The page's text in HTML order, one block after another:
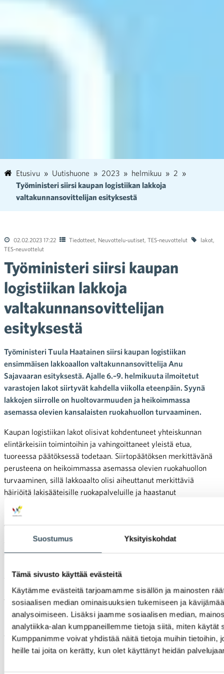
Suostumus Yksityiskohdat
Tämä sivusto käyttää evästeitä
Käytämme evästeitä tarjoamamme sisällön ja mainosten
sosiaalisen median ominaisuuksien tukemiseen ja
analysoimiseen. Lisäksi jaamme sosiaalisen median,
analytiikka-alan kumppaneillemme tietoja siitä, miten käytät
Kumppanimme voivat yhdistää näitä tietoja muihin tietoihin,
heille tai joita on kerätty, kun olet käyttänyt heidän
Etusivu Uutishuone 2023 helmikuu
2
Työministeri siirsi kaupan logistiikan lakkoja
valtakunnansovittelijan esityksestä
02.02.2023 17:22 Tiedotteet Neuvottelu-uutiset TES-neuvottelut lakot
TES-neuvottelut
Työministeri siirsi kaupan
logistiikan lakkoja
valtakunnansovittelijan
esityksestä
Työministeri Tuula Haatainen siirsi kaupan logistiikan
ensimmäisen lakkoaallon valtakunnansovittelija Anu
Sajavaaran esityksestä. Ajalle 6.–9. helmikuuta ilmoitetut
varastojen lakot siirtyvät kahdella viikolla eteenpäin. Syynä
lakkojen siirrolle on huoltovarmuuden ja heikoimmassa
asemassa olevien kansalaisten ruokahuollon turvaaminen.
Kaupan logistiikan lakot olisivat kohdentuneet yhteiskunnan
elintärkeisiin toimintoihin ja vahingoittaneet yleistä etua,
tuoreessa päätöksessä todetaan. Siirtopäätöksen merkittävänä
perusteena on heikoimmassa asemassa olevien ruokahuollon
turvaaminen, sillä lakkoaalto olisi aiheuttanut merkittäviä
häiriöitä lakisääteisille ruokapalveluille ja haastanut
huoltovarmuuden.
Työministerin päätöksellä siirtyvät lakot alkaisivat
siirtopäätöksen mukaan 20. helmikuuta klo 5. Lakkojen
siirtopäätös koskee vain ensimmäistä lakkoaaltoa, eli ajalle 6.–9.
alkavat myymälöiden ensimmäiset lakot sekä viikolle 7 sijoittuva
logistiikan ja myymälöiden toinen lakkoaalto uhkaavat edelleen
toteutua.
Foodservice-sektorin osana toimivat ruokapalvelut ovat
yhteiskunnallisesti ja huoltovarmuuden näkökulmasta
merkityksellisiä. Tukkukauppojen toimitusten varassa on